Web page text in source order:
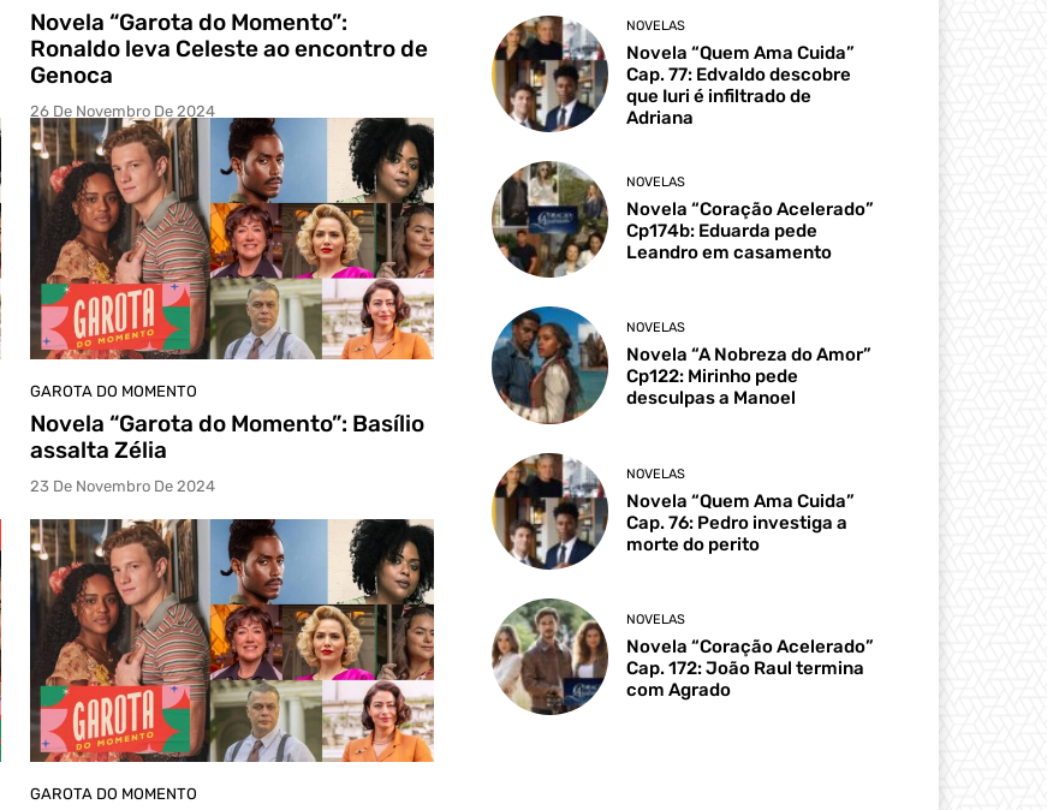
Novela “Garota do Momento”:
Ronaldo leva Celeste ao encontro de
Genoca
26 De Novembro De 2024
GAROTA DO MOMENTO
Novela “Garota do Momento”: Basílio
assalta Zélia
23 De Novembro De 2024
GAROTA DO MOMENTO
NOVELAS
Novela “Quem Ama Cuida”
Cap. 77: Edvaldo descobre
que Iuri é infiltrado de
Adriana
NOVELAS
Novela “Coração Acelerado”
Cp174b: Eduarda pede
Leandro em casamento
NOVELAS
Novela “A Nobreza do Amor”
Cp122: Mirinho pede
desculpas a Manoel
NOVELAS
Novela “Quem Ama Cuida”
Cap. 76: Pedro investiga a
morte do perito
NOVELAS
Novela “Coração Acelerado”
Cap. 172: João Raul termina
com Agrado